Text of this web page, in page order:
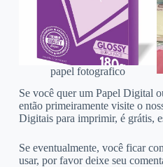
papel fotografico
Se você quer um Papel Digital
então primeiramente visite o
Digitais para imprimir, é grátis,
Se eventualmente, você ficar
usar, por favor deixe seu